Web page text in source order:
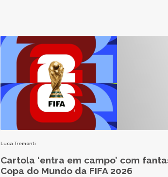
Luca Tremonti
Cartola ‘entra em campo’ com
Copa do Mundo da FIFA 2026